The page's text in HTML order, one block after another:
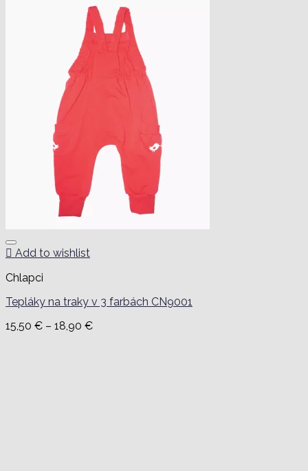
Add to wishlist
Chlapci
Tepláky na traky v 3 farbách CN9001
15,50 € – 18,90 €Price